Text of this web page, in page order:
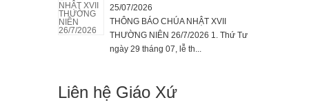
25/07/2026
THÔNG BÁO CHÚA NHẬT XVII
THƯỜNG NIÊN 26/7/2026 1. Thứ Tư
ngày 29 tháng 07, lễ th...
Liên hệ Giáo Xứ